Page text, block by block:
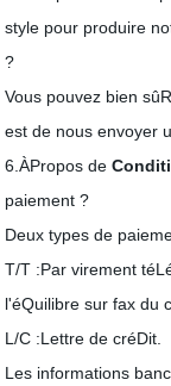
style pour produire
?
Vous pouvez bien
est de nous envoyer
6.ÀPropos de
paiement ?
Deux types de
T/T :Par virement
l'éQuilibre sur fax du
L/C :Lettre de créDit.
Les informations